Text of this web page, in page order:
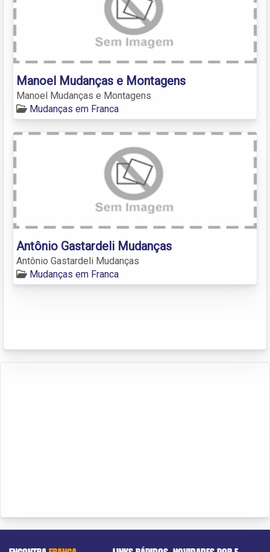
Manoel Mudanças e Montagens
Manoel Mudanças e Montagens
Mudanças em Franca
Antônio Gastardeli Mudanças
Antônio Gastardeli Mudanças
Mudanças em Franca